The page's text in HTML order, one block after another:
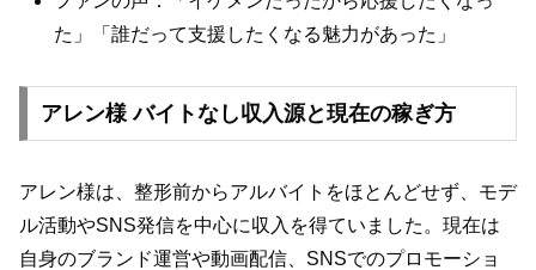
た」「誰だって支援したくなる魅力があった」
アレン様 バイトなし収入源と現在の稼ぎ方
アレン様は、整形前からアルバイトをほとんどせず、モデ
ル活動やSNS発信を中心に収入を得ていました。現在は
自身のブランド運営や動画配信、SNSでのプロモーショ